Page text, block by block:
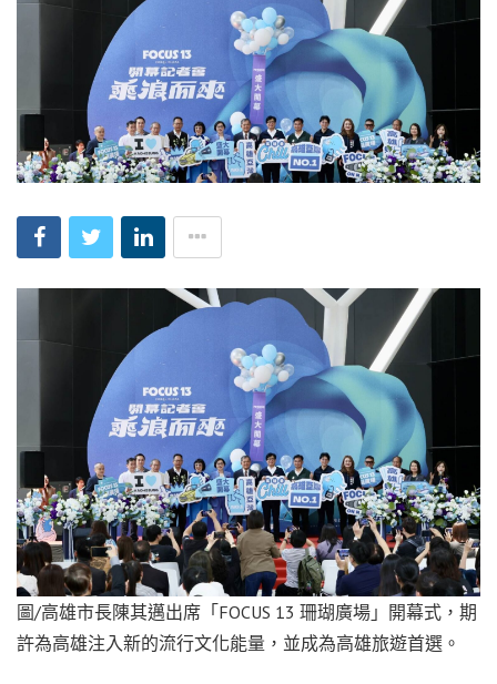
圖/高雄市長陳其邁出席「FOCUS 13 珊瑚廣場」開幕式，期
許為高雄注入新的流行文化能量，並成為高雄旅遊首選。